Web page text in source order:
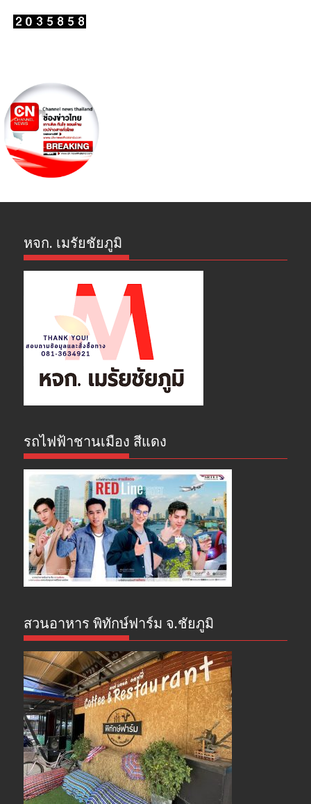
หจก. เมรัยชัยภูมิ
รถไฟฟ้าชานเมือง สีแดง
สวนอาหาร พิทักษ์ฟาร์ม จ.ชัยภูมิ